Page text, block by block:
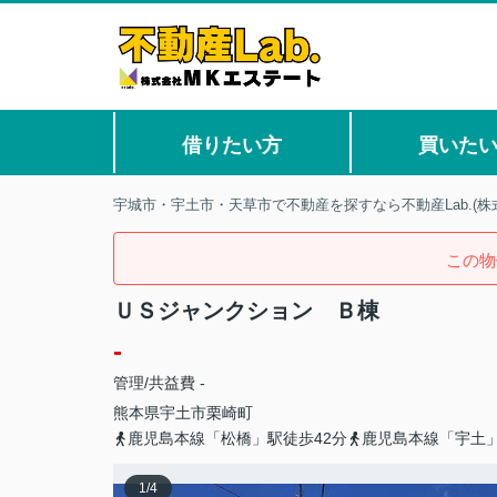
借りたい方 買いた
宇城市・宇土市・天草市で不動産を探すなら不動産Lab.(
この
ＵＳジャンクション Ｂ棟
-
管理/共益費 -
熊本県宇土市栗崎町
鹿児島本線「松橋」駅徒歩42分
鹿児島本線「宇土
1/4